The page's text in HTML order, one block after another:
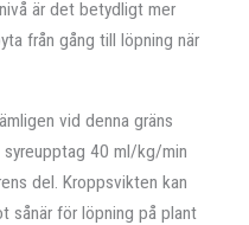
är det betydligt mer
från gång till löpning när
vid denna gräns
40 ml/kg/min
del. Kroppsvikten kan
sånär för löpning på plant